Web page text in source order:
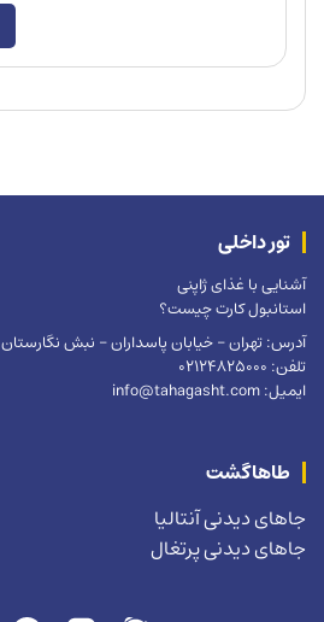
طاهاگشت
جاهای دیدنی آنتالیا
جاهای دیدنی پرتغال
تور داخلی
آشنایی با غذای ژاپنی
استانبول کارت چیست؟
آدرس: تهران – خیابان پاسداران – نبش
تلفن: 02124825000
ایمیل: info@tahagasht.com